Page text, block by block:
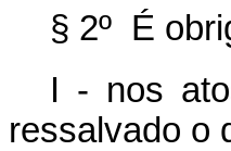
§ 2º É
I - nos
ressalvado o